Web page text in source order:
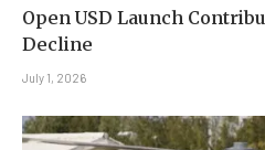
Open USD Launch
Decline
July 1, 2026